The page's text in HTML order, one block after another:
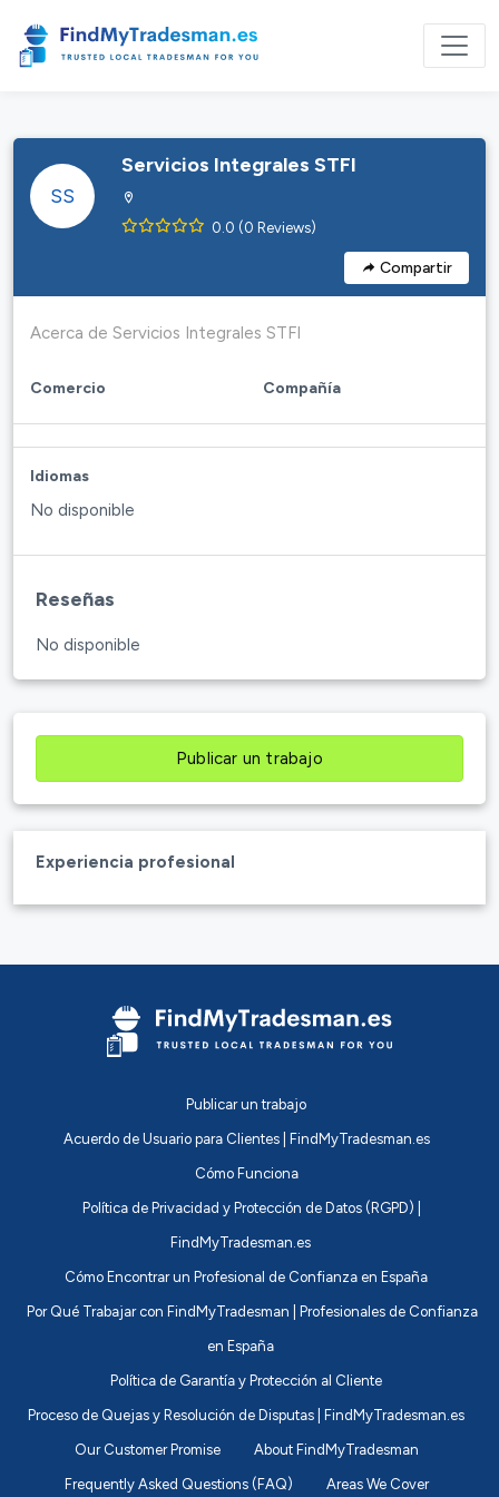
SS
Servicios Integrales STFI
0.0 (0 Reviews)
Compartir
Acerca de Servicios Integrales STFI
Comercio Compañía
Idiomas
No disponible
Reseñas
No disponible
Publicar un trabajo
Experiencia profesional
Publicar un trabajo
Acuerdo de Usuario para Clientes | FindMyTradesman.es
Cómo Funciona
Política de Privacidad y Protección de Datos (RGPD) |
FindMyTradesman.es
Cómo Encontrar un Profesional de Confianza en España
Por Qué Trabajar con FindMyTradesman | Profesionales de Confianza
en España
Política de Garantía y Protección al Cliente
Proceso de Quejas y Resolución de Disputas | FindMyTradesman.es
Our Customer Promise About FindMyTradesman
Frequently Asked Questions (FAQ) Areas We Cover